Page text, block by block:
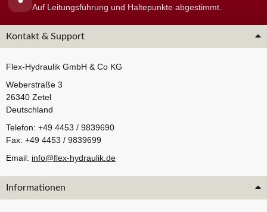
Auf Leitungsführung und Haltepunkte abgestimmt.
Kontakt & Support
Flex-Hydraulik GmbH & Co KG
Weberstraße 3
26340 Zetel
Deutschland
Telefon: +49 4453 / 9839690
Fax: +49 4453 / 9839699
Email: info@flex-hydraulik.de
Informationen